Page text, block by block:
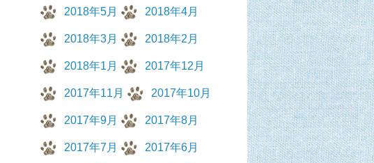
2018年5月 2018年4月
2018年3月 2018年2月
2018年1月 2017年12月
2017年11月 2017年10月
2017年9月 2017年8月
2017年7月 2017年6月